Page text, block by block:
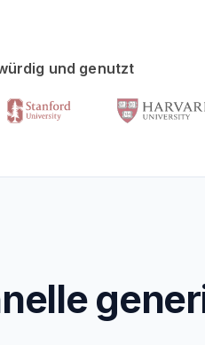
und genutzt